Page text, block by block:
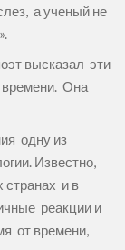
а ученый не
высказал эти
времени. Она
одну из
Известно,
странах и в
реакции и
от времени,